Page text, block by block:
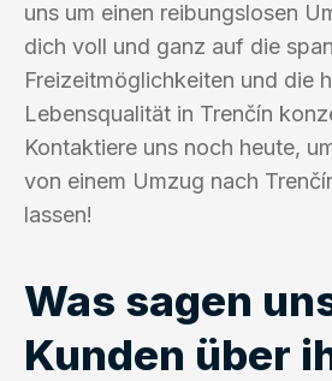
uns um einen reibungslosen
dich voll und ganz auf die
Freizeitmöglichkeiten und die
Lebensqualität in Trenčín
Kontaktiere uns noch heute,
von einem Umzug nach
lassen!
Was sagen
Kunden über